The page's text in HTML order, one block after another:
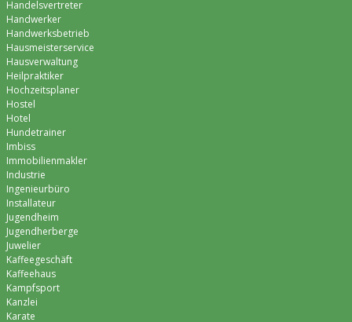
Handelsvertreter
Handwerker
Handwerksbetrieb
Hausmeisterservice
Hausverwaltung
Heilpraktiker
Hochzeitsplaner
Hostel
Hotel
Hundetrainer
Imbiss
Immobilienmakler
Industrie
Ingenieurbüro
Installateur
Jugendheim
Jugendherberge
Juwelier
Kaffeegeschäft
Kaffeehaus
Kampfsport
Kanzlei
Karate